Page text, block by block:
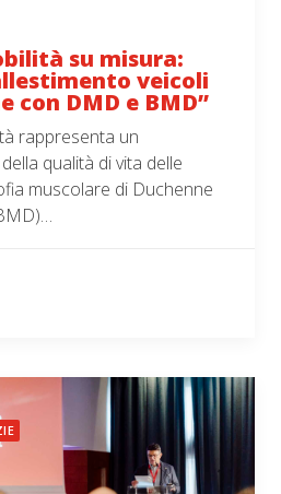
su misura:
veicoli
con DMD e BMD”
rappresenta un
qualità di vita delle
muscolare di Duchenne